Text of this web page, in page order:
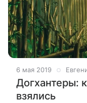
6 мая 2019
Догхантеры:
взялись